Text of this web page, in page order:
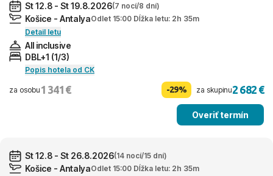
St 12.8 - St 19.8.2026(7 nocí/8 dní)
Košice - AntalyaOdlet 15:00 Dĺžka letu: 2h 35m
Detail letu
All inclusive
DBL+1 (1/3)
Popis hotela od CK
za osobu 1 341 € -29% za skupinu2 682 €
Overiť termín
St 12.8 - St 26.8.2026(14 nocí/15 dní)
Košice - AntalyaOdlet 15:00 Dĺžka letu: 2h 35m